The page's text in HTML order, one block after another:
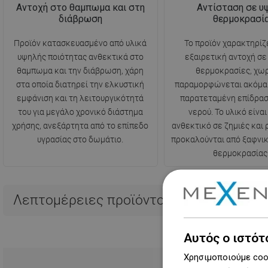
Αντοχή στο θαμπωμα και στη
διάβρωση
Προϊόν κατασκευασμένο από υλικά
υψηλής ποιότητας ανθεκτικά στο
θαμπωμα και την διάβρωση, χάρη
στα οποία διατηρεί την ελκυστική
εμφάνιση και τη λειτουργικότητά
του για μεγάλο χρονικό διάστημα
χρήσης, ανεξάρτητα από το επίπεδο
υγρασίας στο δωμάτιο.
Αντίσταση σε
Το προϊόν
εξαιρετική αντοχή
θερμοκρασίες,
παραμορφώνεται ακόμα
παρατεταμένη
νερού. Το υλικό
ανθεκτικό σε ζημιές
προκαλούνται από
θερμοκρασίας.
Λεπτομέρειες προϊόντος
Αυτός ο
Χρησιμοποιούμε